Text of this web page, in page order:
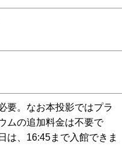
要。なお本投影ではプラ
ムの追加料金は不要で
は、16:45まで入館できま